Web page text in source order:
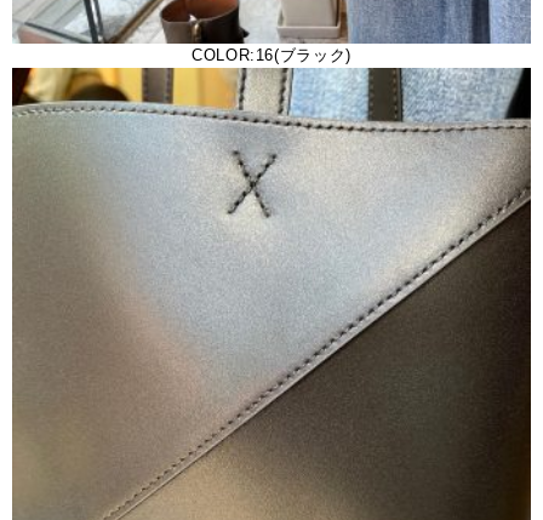
COLOR:16(ブラック)